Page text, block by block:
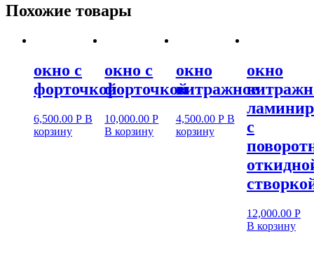
Похожие товары
окно с
форточкой
6,500.00 Р В
корзину
окно с
форточкой
10,000.00Р
В корзину
окно
витражное
4,500.00 Р В
корзину
окно
с
12,000.00 Р
В корзину